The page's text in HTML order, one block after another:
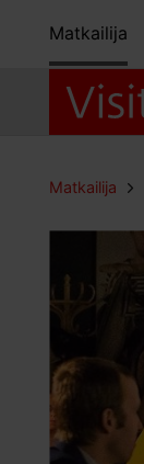
Matkailija
Matkailija